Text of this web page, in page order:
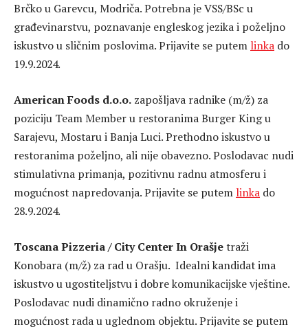
Brčko u Garevcu, Modriča. Potrebna je VSS/BSc u
građevinarstvu, poznavanje engleskog jezika i poželjno
iskustvo u sličnim poslovima. Prijavite se putem linka do
19.9.2024.
American Foods d.o.o. zapošljava radnike (m/ž) za
poziciju Team Member u restoranima Burger King u
Sarajevu, Mostaru i Banja Luci. Prethodno iskustvo u
restoranima poželjno, ali nije obavezno. Poslodavac nudi
stimulativna primanja, pozitivnu radnu atmosferu i
mogućnost napredovanja. Prijavite se putem linka do
28.9.2024.
Toscana Pizzeria / City Center In Orašjetraži
Konobara (m/ž) za rad u Orašju. Idealni kandidat ima
iskustvo u ugostiteljstvu i dobre komunikacijske vještine.
Poslodavac nudi dinamično radno okruženje i
mogućnost rada u uglednom objektu. Prijavite se putem